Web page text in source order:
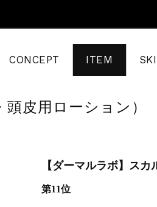
CONCEPT ITEM
皮用ローション）
【ダーマルラボ】スカ
第11位